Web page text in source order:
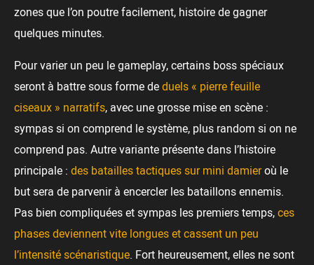
zones que l’on poutre facilement, histoire de gagner
quelques minutes.
Pour varier un peu le gameplay, certains boss spéciaux
seront à battre sous forme deduels « pierre feuille
ciseaux » narratifs, avec une grosse mise en scène :
sympas si on comprend le système, plus random si on ne
comprend pas. Autre variante présente dans l’histoire
principale : des batailles tactiques sur mini damieroù le
but sera de parvenir à encercler les bataillons ennemis.
Pas bien compliquées et sympas les premiers temps,ces
phases deviennent vite longues et cassent un peu
l’intensité scénaristique. Fort heureusement, elles ne sont